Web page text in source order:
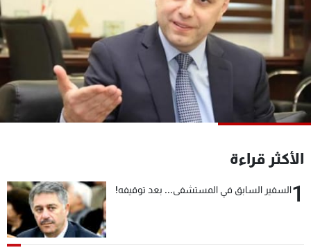
الأكثر قراءة
1السفير السابق في المستشفى... بعد توقيفه!
كأس العالم
البرامج
جدول البرامج
شاهد البرامج
عن MTV
الإنـتـاج
وظائف
شروط الإسـتخدام
سياسة الخصوصية